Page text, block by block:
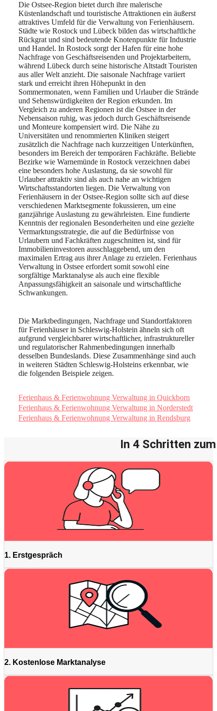
Die Ostsee-Region bietet durch ihre malerische
Küstenlandschaft und touristische Attraktionen ein äußerst
attraktives Umfeld für die Verwaltung von Ferienhäusern.
Städte wie Rostock und Lübeck bilden das wirtschaftliche
Rückgrat und sind bedeutende Knotenpunkte für Industrie
und Handel. In Rostock sorgt der Hafen für eine hohe
Nachfrage von Geschäftsreisenden und Projektarbeitern,
während Lübeck durch seine historische Altstadt Touristen
aus aller Welt anzieht. Die saisonale Nachfrage variiert
stark und erreicht ihren Höhepunkt in den
Sommermonaten, wenn Familien und Urlauber die Strände
und Sehenswürdigkeiten der Region erkunden. Im
Vergleich zu anderen Regionen ist die Ostsee in der
Nebensaison ruhig, was jedoch durch Geschäftsreisende
und Monteure kompensiert wird. Die Nähe zu
Universitäten und renommierten Kliniken steigert
zusätzlich die Nachfrage nach kurzzeitigen Unterkünften,
besonders im Bereich der temporären Fachkräfte. Beliebte
Bezirke wie Warnemünde in Rostock verzeichnen dabei
eine besonders hohe Auslastung, da sie sowohl für
Urlauber attraktiv sind als auch nahe an wichtigen
Wirtschaftsstandorten liegen. Die Verwaltung von
Ferienhäusern in der Ostsee-Region sollte sich auf diese
verschiedenen Marktsegmente fokussieren, um eine
ganzjährige Auslastung zu gewährleisten. Eine fundierte
Kenntnis der regionalen Besonderheiten und eine gezielte
Vermarktungsstrategie, die auf die Bedürfnisse von
Urlaubern und Fachkräften zugeschnitten ist, sind für
Immobilieninvestoren ausschlaggebend, um den
maximalen Ertrag aus ihrer Anlage zu erzielen. Ferienhaus
Verwaltung in Ostsee erfordert somit sowohl eine
sorgfältige Marktanalyse als auch eine flexible
Anpassungsfähigkeit an saisonale und wirtschaftliche
Schwankungen.
Die Marktbedingungen, Nachfrage und Standortfaktoren
für Ferienhäuser in Schleswig-Holstein ähneln sich oft
aufgrund vergleichbarer wirtschaftlicher, infrastruktureller
und regulatorischer Rahmenbedingungen innerhalb
desselben Bundeslands. Diese Zusammenhänge sind auch
in weiteren Städten Schleswig-Holsteins erkennbar, wie
die folgenden Beispiele zeigen.
Ferienhaus & Ferienwohnung Verwaltung in Quickborn
Ferienhaus & Ferienwohnung Verwaltung in Norderstedt
Ferienhaus & Ferienwohnung Verwaltung in Rendsburg
In 4 Schritten
1. Erstgespräch
2. Kostenlose Marktanalyse